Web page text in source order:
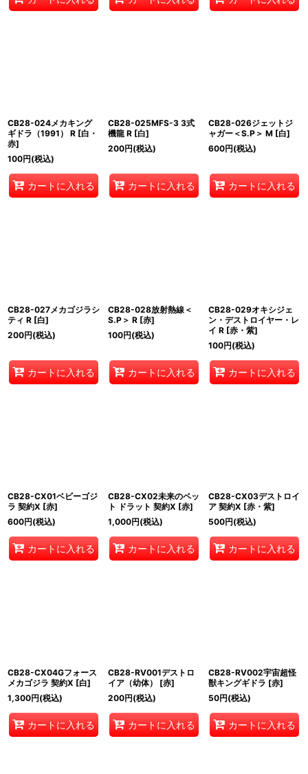
CB28-024メカキング
ギドラ（1991） R [白・
赤]
100円(税込)
カートに入れる
CB28-025MFS-3 3式
機龍 R [白]
200円(税込)
カートに入れる
CB28-026ジェットジ
ャガー＜S.P＞ M [白]
600円(税込)
カートに入れる
CB28-027メカゴジラシ
ティ R [白]
200円(税込)
カートに入れる
CB28-028放射熱線＜
S.P＞ R [赤]
100円(税込)
カートに入れる
CB28-029オキシジェ
ン・デストロイヤー・レ
イ R [赤・紫]
100円(税込)
カートに入れる
CB28-CX01ベビーゴジ
ラ 契約X [赤]
600円(税込)
カートに入れる
CB28-CX02未来のペッ
ト ドラット 契約X [赤]
1,000円(税込)
カートに入れる
CB28-CX03デストロイ
ア 契約X [赤・紫]
500円(税込)
カートに入れる
CB28-CX04Gフォース
メカゴジラ 契約X [白]
1,300円(税込)
カートに入れる
CB28-RV001デストロ
イア（幼体） [赤]
200円(税込)
カートに入れる
CB28-RV002宇宙超怪
獣キングギドラ [赤]
50円(税込)
カートに入れる